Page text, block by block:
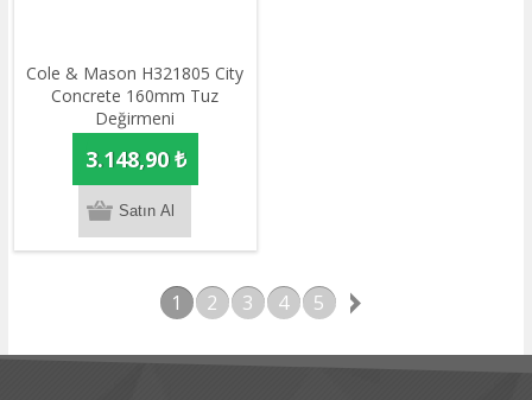
​Cole & Mason H321805 City
Concrete 160mm Tuz
Değirmeni
3.148,90 ₺
1 2 3 4 5